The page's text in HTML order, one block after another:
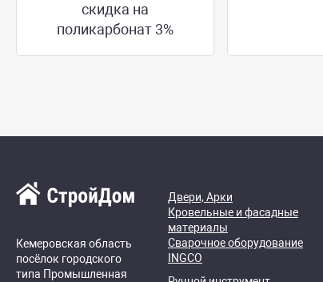
скидка на
поликарбонат 3%
Кемеровская область
посёлок городского
типа Промышленная
Двери, Арки
Кровельные и фасадные
материалы
Сварочное оборудование
INGCO